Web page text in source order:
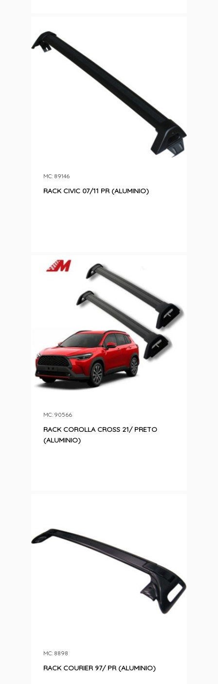
RACK CIVIC 07/11 PR (ALUMINIO)
MC: 89146
RACK COROLLA CROSS 21/ PRETO
(ALUMINIO)
MC: 90566
RACK COURIER 97/ PR (ALUMINIO)
MC: 8898